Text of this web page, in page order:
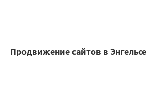
Продвижение сайтов в Энгельсе